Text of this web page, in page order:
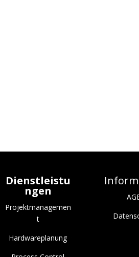
Dienstleistu
ngen
Projektmanagemen
t
Hardwareplanung